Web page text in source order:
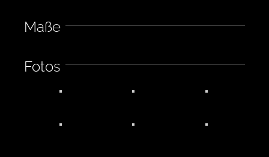
Maße
Fotos